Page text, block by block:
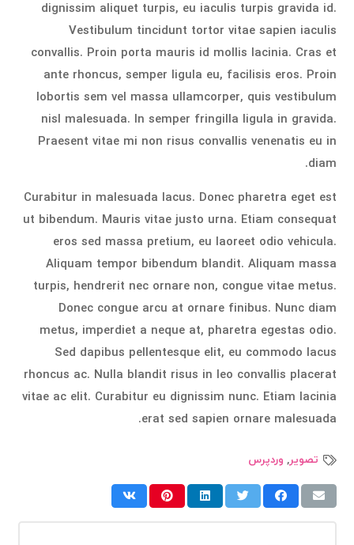
dignissim aliquet turpis, eu iaculis turpis gravida id.
Vestibulum tincidunt tortor vitae sapien iaculis
convallis. Proin porta mauris id mollis lacinia. Cras et
ante rhoncus, semper ligula eu, facilisis eros. Proin
lobortis sem vel massa ullamcorper, quis vestibulum
nisl malesuada. In semper fringilla ligula in gravida.
Praesent vitae mi non risus convallis venenatis eu in
diam.
Curabitur in malesuada lacus. Donec pharetra eget est
ut bibendum. Mauris vitae justo urna. Etiam consequat
eros sed massa pretium, eu laoreet odio vehicula.
Aliquam tempor bibendum blandit. Aliquam massa
turpis, hendrerit nec ornare non, congue vitae metus.
Donec congue arcu at ornare finibus. Nunc diam
metus, imperdiet a neque at, pharetra egestas odio.
Sed dapibus pellentesque elit, eu commodo lacus
rhoncus ac. Nulla blandit risus in leo convallis placerat
vitae ac elit. Curabitur eu dignissim nunc. Etiam lacinia
erat sed sapien ornare malesuada.
تصویر, وردپرس